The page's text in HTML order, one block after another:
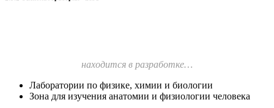
находится в разработке…
Лаборатории по физике, химии и биологии
Зона для изучения анатомии и физиологии человека